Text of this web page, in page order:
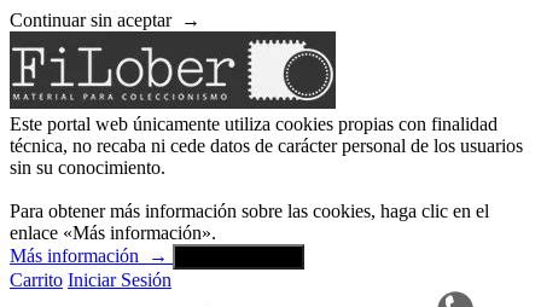
Continuar sin aceptar →
Este portal web únicamente utiliza cookies propias con finalidad
técnica, no recaba ni cede datos de carácter personal de los usuarios
sin su conocimiento.
Para obtener más información sobre las cookies, haga clic en el
enlace «Más información».
Más información
→
Carrito Iniciar Sesión